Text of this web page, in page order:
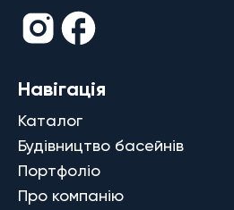
Навігація
Каталог
Будівництво басейнів
Портфоліо
Про компанію